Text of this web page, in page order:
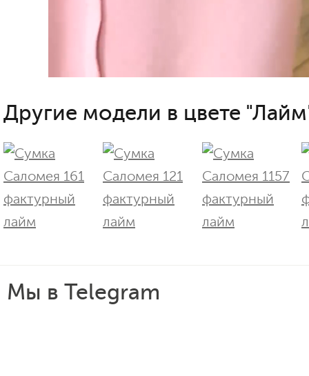
Другие модели в цвете
Мы в Telegram